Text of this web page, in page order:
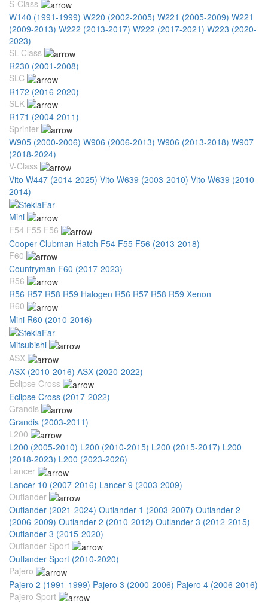
S-Class
W140 (1991-1999) W220 (2002-2005) W221 (2005-2009) W221
(2009-2013) W222 (2013-2017) W222 (2017-2021) W223 (2020-
2023)
SL-Class
R230 (2001-2008)
SLC
R172 (2016-2020)
SLK
R171 (2004-2011)
Sprinter
W905 (2000-2006) W906 (2006-2013) W906 (2013-2018) W907
(2018-2024)
V-Class
Vito W447 (2014-2025) Vito W639 (2003-2010) Vito W639 (2010-
2014)
Mini
F54 F55 F56
Cooper Clubman Hatch F54 F55 F56 (2013-2018)
F60
Countryman F60 (2017-2023)
R56
R56 R57 R58 R59 Halogen R56 R57 R58 R59 Xenon
R60
Mini R60 (2010-2016)
Mitsubishi
ASX
ASX (2010-2016) ASX (2020-2022)
Eclipse Cross
Eclipse Cross (2017-2022)
Grandis
Grandis (2003-2011)
L200
L200 (2005-2010) L200 (2010-2015) L200 (2015-2017) L200
(2018-2023) L200 (2023-2026)
Lancer
Lancer 10 (2007-2016) Lancer 9 (2003-2009)
Outlander
Outlander (2021-2024) Outlander 1 (2003-2007) Outlander 2
(2006-2009) Outlander 2 (2010-2012) Outlander 3 (2012-2015)
Outlander 3 (2015-2020)
Outlander Sport
Outlander Sport (2010-2020)
Pajero
Pajero 2 (1991-1999) Pajero 3 (2000-2006) Pajero 4 (2006-2016)
Pajero Sport